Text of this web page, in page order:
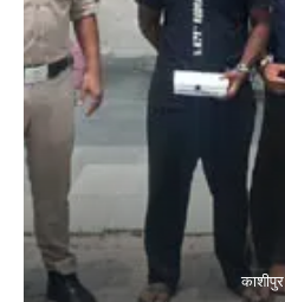
काशीपुर